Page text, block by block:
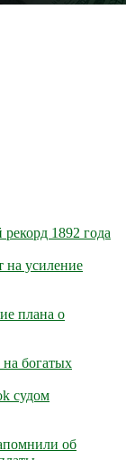
1892 года
на усиление
плана о
на богатых
судом
об